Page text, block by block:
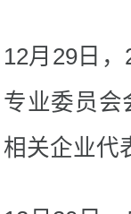
12月29日
专业委员会
相关企业代